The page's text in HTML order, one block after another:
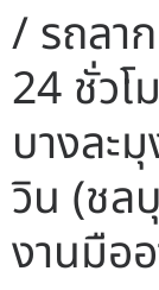
/ รถลา
24 ชั่ว
บางละ
วิน (ชล
งานมือ